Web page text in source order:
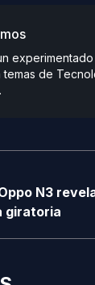
de
N3
giratoria